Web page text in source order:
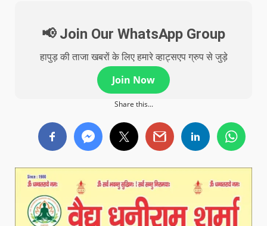
📢 Join Our WhatsApp Group
हापुड़ की ताजा खबरों के लिए हमारे व्हाट्सएप ग्रुप से जुड़े
Join Now
Share this...